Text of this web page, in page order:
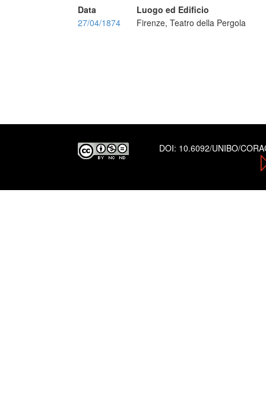
Data
Luogo ed Edificio
27/04/1874
Firenze, Teatro della Pergola
DOI: 10.6092/UNIBO/